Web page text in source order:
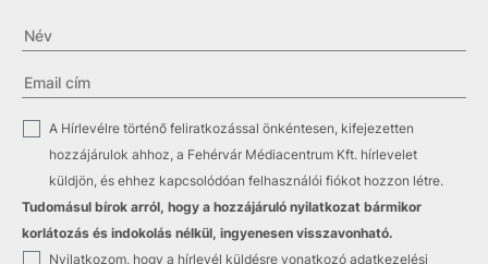
✓
A Hírlevélre történő feliratkozással önkéntesen, kifejezetten
hozzájárulok ahhoz, a Fehérvár Médiacentrum Kft. hírlevelet
küldjön, és ehhez kapcsolódóan felhasználói fiókot hozzon létre.
Tudomásul bírok arról, hogy a hozzájáruló nyilatkozat bármikor
korlátozás és indokolás nélkül, ingyenesen visszavonható.
✓ Nyilatkozom, hogy a hírlevél küldésre vonatkozó adatkezelési